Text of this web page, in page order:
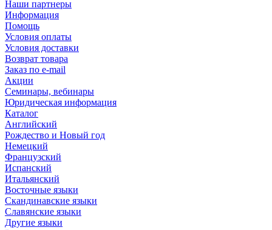
Наши партнеры
Информация
Помощь
Условия оплаты
Условия доставки
Возврат товара
Заказ по e-mail
Акции
Семинары, вебинары
Юридическая информация
Каталог
Английский
Рождество и Новый год
Немецкий
Французский
Испанский
Итальянский
Восточные языки
Скандинавские языки
Славянские языки
Другие языки